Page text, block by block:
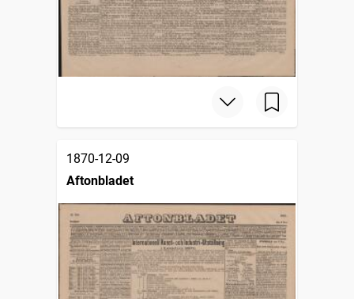
1870-12-09
Aftonbladet